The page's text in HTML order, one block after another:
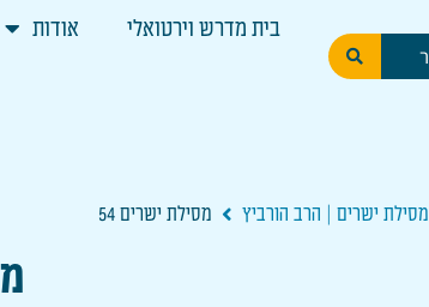
בית מדרש וירטואלי אודות
מסילת ישרים | הרב הורביץ מסילת ישרים 54